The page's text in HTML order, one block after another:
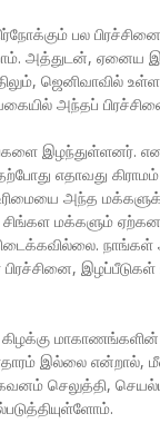
பல
அத்துடன், ஏனைய
ஜெனிவாவில்
அந்தப்
இழந்துள்ளனர்.
எதாவது
அந்த
சிங்கள மக்களும்
இழப்பீடுகள்
மாகாணங்களின்
இல்லை என்றால்,
செலுத்தி,